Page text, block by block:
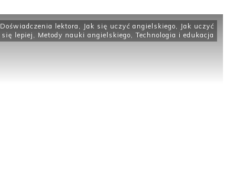
Doświadczenia lektora Jak się uczyć angielskiego
Jak uczyć
się lepiej
Metody nauki angielskiego Technologia i edukacja